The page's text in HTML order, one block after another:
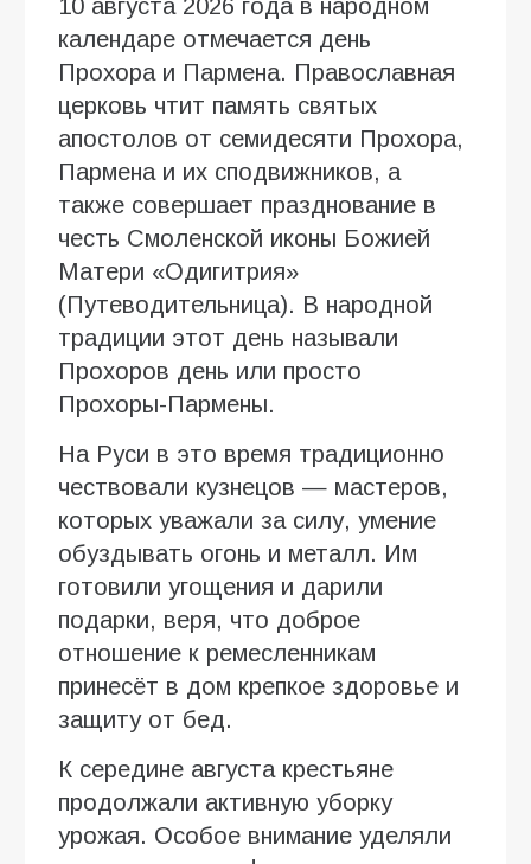
10 августа 2026 года в народном
календаре отмечается день
Прохора и Пармена. Православная
церковь чтит память святых
апостолов от семидесяти Прохора,
Пармена и их сподвижников, а
также совершает празднование в
честь Смоленской иконы Божией
Матери «Одигитрия»
(Путеводительница). В народной
традиции этот день называли
Прохоров день или просто
Прохоры-Пармены.
На Руси в это время традиционно
чествовали кузнецов — мастеров,
которых уважали за силу, умение
обуздывать огонь и металл. Им
готовили угощения и дарили
подарки, веря, что доброе
отношение к ремесленникам
принесёт в дом крепкое здоровье и
защиту от бед.
К середине августа крестьяне
продолжали активную уборку
урожая. Особое внимание уделяли